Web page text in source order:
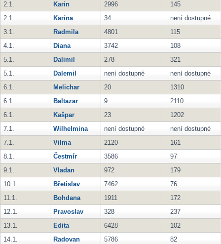
2.1.
Karin 2996
145
2.1.
Karína 34
není dostupné
3.1.
Radmila 4801
115
4.1.
Diana 3742
108
5.1.
Dalimil 278
321
5.1.
Dalemil není dostupné
není dostupné
6.1.
Melichar 20
1310
6.1.
Baltazar 9
2110
6.1.
Kašpar 23
1202
7.1.
Wilhelmina není dostupné
není dostupné
7.1.
Vilma 2120
161
8.1.
Čestmír 3586
97
9.1.
Vladan 972
179
10.1.
Břetislav 7462
76
11.1.
Bohdana 1911
172
12.1.
Pravoslav 328
237
13.1.
Edita 6428
102
14.1.
Radovan 5786
82